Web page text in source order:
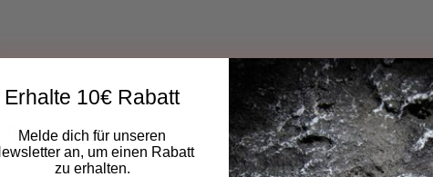
durch Magnetkraft
Filternderselben Serie
Erhalte 10€ Rabatt
Melde dich für unseren
an, um einen Rabatt
zu erhalten.